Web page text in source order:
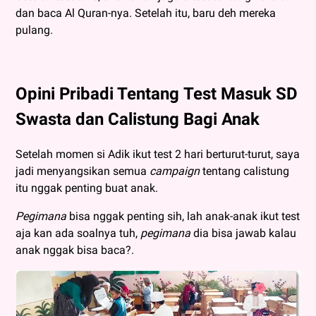
dan baca Al Quran-nya. Setelah itu, baru deh mereka
pulang.
Opini Pribadi Tentang Test Masuk SD
Swasta dan Calistung Bagi Anak
Setelah momen si Adik ikut test 2 hari berturut-turut, saya
jadi menyangsikan semua campaigntentang calistung
itu nggak penting buat anak.
Pegimana bisa nggak penting sih, lah anak-anak ikut test
aja kan ada soalnya tuh, pegimana dia bisa jawab kalau
anak nggak bisa baca?.